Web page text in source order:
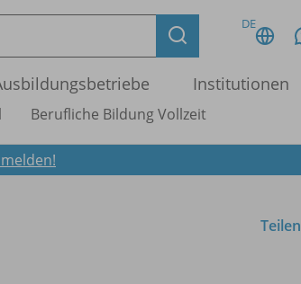
DE
Institutionen
Berufliche Bildung Vollzeit
Teilen